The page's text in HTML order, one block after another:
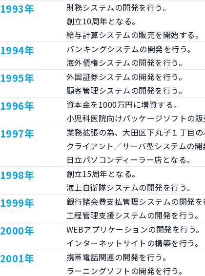
1993年
財務システムの開発を行う。
創立10周年となる。
給与計算システムの販売を開始する。
1994年
バンキングシステムの開発を行う。
海外債権システムの開発を行う。
1995年
外国証券システムの開発を行う。
顧客管理システムの開発を行う。
1996年
資本金を1000万円に増資する。
小児科医院向けパッケージソフトの販
1997年
業務拡張の為、大田区下丸子１丁目の
クライアント／サーバ型システムの開
日立パソコンディーラー店となる。
1998年
創立15周年となる。
海上自衛隊システムの開発を行う。
1999年
銀行諸会費支払管理システムの開発を
工程管理支援システムの開発を行う。
2000年
WEBアプリケーションの開発を行う。
インターネットサイトの構築を行う。
2001年
携帯電話関連の開発を行う。
ラーニングソフトの開発を行う。